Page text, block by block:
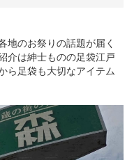
地のお祭りの話題が届く
介は紳士ものの足袋江戸
ら足袋も大切なアイテム